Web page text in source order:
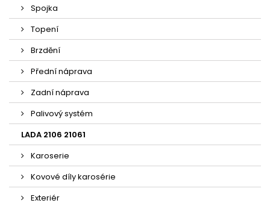
Spojka
Topení
Brzdění
Přední náprava
Zadní náprava
Palivový systém
LADA 2106 21061
Karoserie
Kovové díly karosérie
Exteriér